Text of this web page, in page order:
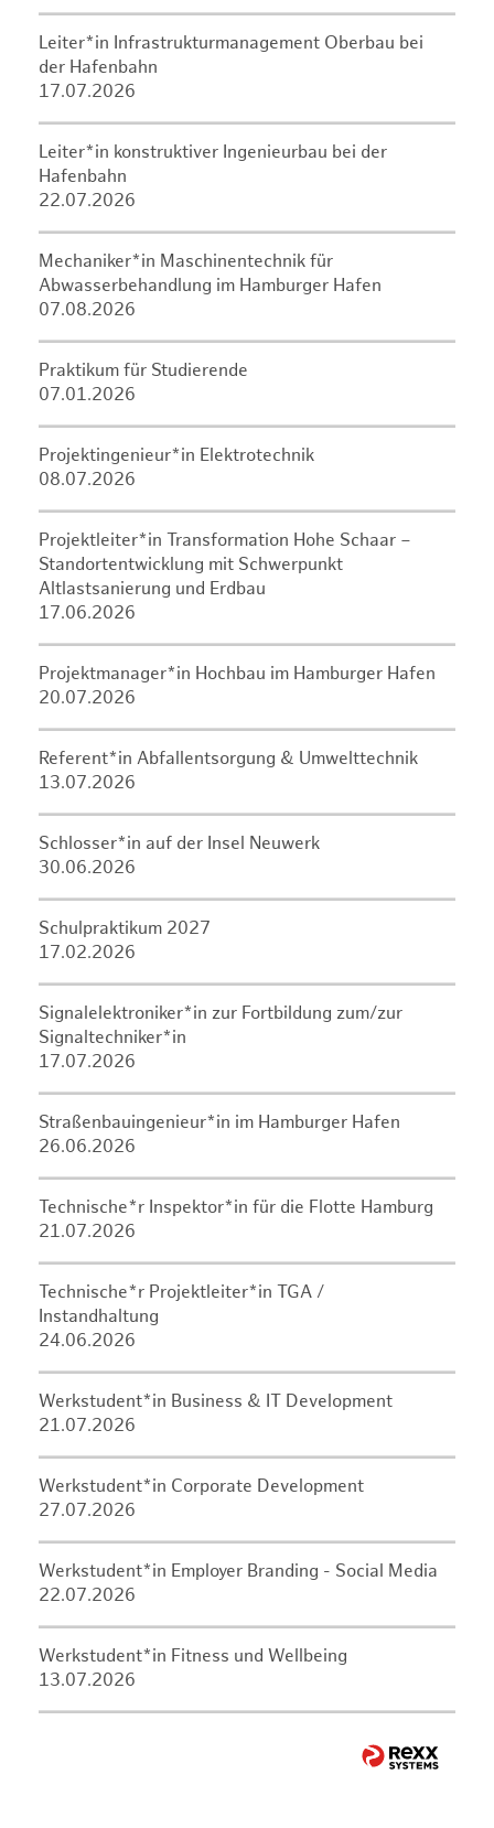
Leiter*in Infrastrukturmanagement Oberbau bei
der Hafenbahn
17.07.2026
Leiter*in konstruktiver Ingenieurbau bei der
Hafenbahn
22.07.2026
Mechaniker*in Maschinentechnik für
Abwasserbehandlung im Hamburger Hafen
07.08.2026
Praktikum für Studierende
07.01.2026
Projektingenieur*in Elektrotechnik
08.07.2026
Projektleiter*in Transformation Hohe Schaar –
Standortentwicklung mit Schwerpunkt
Altlastsanierung und Erdbau
17.06.2026
Projektmanager*in Hochbau im Hamburger Hafen
20.07.2026
Referent*in Abfallentsorgung & Umwelttechnik
13.07.2026
Schlosser*in auf der Insel Neuwerk
30.06.2026
Schulpraktikum 2027
17.02.2026
Signalelektroniker*in zur Fortbildung zum/zur
Signaltechniker*in
17.07.2026
Straßenbauingenieur*in im Hamburger Hafen
26.06.2026
Technische*r Inspektor*in für die Flotte Hamburg
21.07.2026
Technische*r Projektleiter*in TGA /
Instandhaltung
24.06.2026
Werkstudent*in Business & IT Development
21.07.2026
Werkstudent*in Corporate Development
27.07.2026
Werkstudent*in Employer Branding - Social Media
22.07.2026
Werkstudent*in Fitness und Wellbeing
13.07.2026